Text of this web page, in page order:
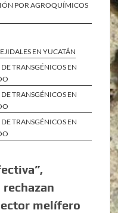
POR AGROQUÍMICOS
EN YUCATÁN
TRANSGÉNICOS EN
TRANSGÉNICOS EN
TRANSGÉNICOS EN
melífero